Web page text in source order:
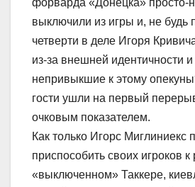
форварда «Донецка» просто-
выключили из игры и, не будь
четверти в деле Игоря
из-за внешней идентичности и
непривыкшие к этому
гости ушли на первый
очковым показателем.
Как только Игорс Миглиниекс
приспособить своих игроков к
«выключенном» Таккере,